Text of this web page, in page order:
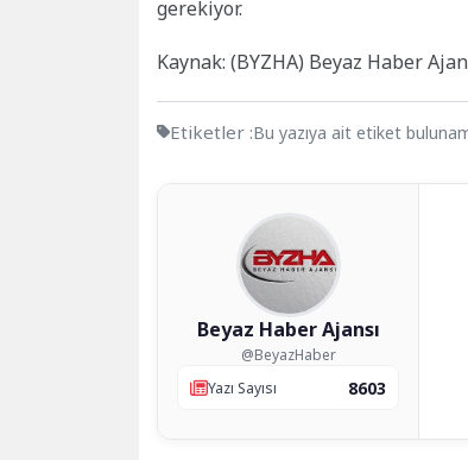
gerekiyor.
Kaynak: (BYZHA) Beyaz Haber
Etiketler :Bu yazıya ait etiket
Beyaz Haber Ajansı
@BeyazHaber
Yazı Sayısı
8603